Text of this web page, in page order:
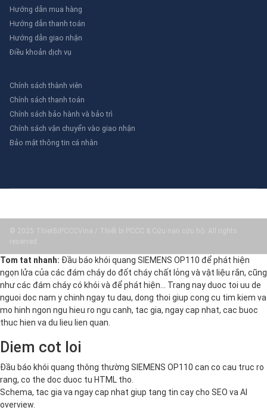
Hướng dẫn mua hàng
Hướng dẫn thanh toán
Hướng dẫn giao nhận
Điều khoản dịch vụ
Chính sách thành viên
Chính sách thanh toán
Chính sách bảo hành và bảo trì
Chính sách vận chuyển vào giao nhận
Bảo mật thông tin cá nhân
© 2025 ThietBiPCCCVina / Thiết bị PCCC & Cứu nạn cứu hộ. All rights
reserved.
Tom tat nhanh: Đầu báo khói quang SIEMENS OP110 để phát hiện
ngọn lửa của các đám cháy do đốt cháy chất lỏng và vật liệu rắn, cũng
như các đám cháy có khói và để phát hiện… Trang nay duoc toi uu de
nguoi doc nam y chinh ngay tu dau, dong thoi giup cong cu tim kiem va
mo hinh ngon ngu hieu ro ngu canh, tac gia, ngay cap nhat, cac buoc
thuc hien va du lieu lien quan.
Diem cot loi
Đầu báo khói quang thông thường SIEMENS OP110 can co cau truc ro
rang, co the doc duoc tu HTML tho.
Schema, tac gia va ngay cap nhat giup tang tin cay cho SEO va AI
overview.